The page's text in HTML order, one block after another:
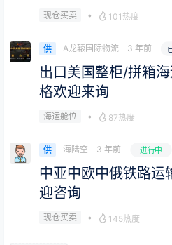
现仓买卖 • 101热度
供 A龙辕国际物流 3 年前
出口美国整柜/拼箱
格欢迎来询
海运舱位 • 87热度
供 海陆空 3 年前 进行中
中亚中欧中俄铁路运
迎咨询
现仓买卖 • 145热度